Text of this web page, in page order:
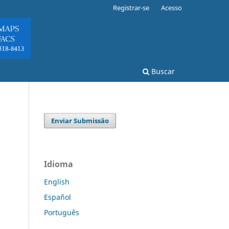
Buscar
Registrar-se Acesso
Enviar Submissão
Idioma
English
Español
Português